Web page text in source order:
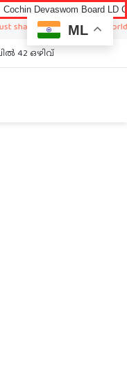
Board LD Clerk Exam
available job in
42 ഒഴിവ്
ML